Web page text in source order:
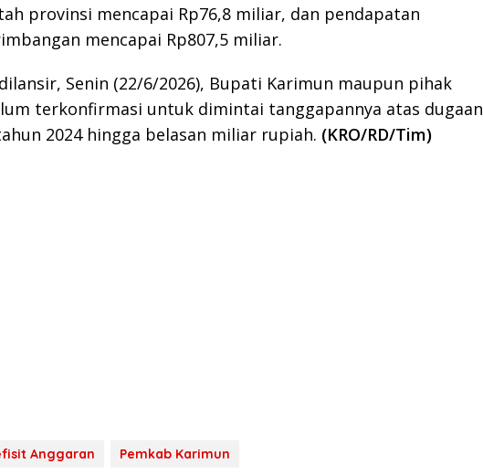
provinsi mencapai Rp76,8 miliar, dan pendapatan
mencapai Rp807,5 miliar.
Senin (22/6/2026), Bupati Karimun maupun pihak
terkonfirmasi untuk dimintai tanggapannya atas dugaan
2024 hingga belasan miliar rupiah. (KRO/RD/Tim)
Anggaran Pemkab Karimun